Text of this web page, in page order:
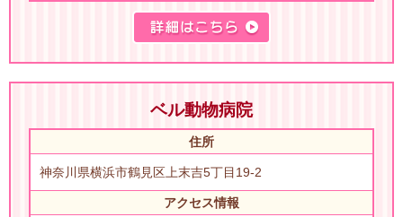
ベル動物病院
住所
神奈川県横浜市鶴見区上末吉5丁目19-2
アクセス情報